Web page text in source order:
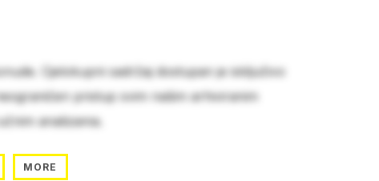
Cjelokupni sadržaj dostupan je isključivo
pristup svim našim arhiviranim
analizama.
MORE